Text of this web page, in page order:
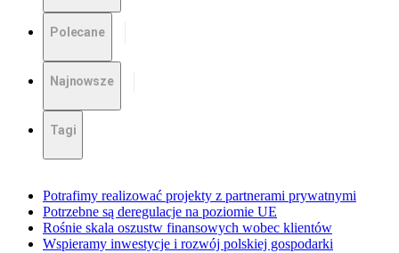
Polecane
Najnowsze
Tagi
Potrafimy realizować projekty z partnerami prywatnymi
Potrzebne są deregulacje na poziomie UE
Rośnie skala oszustw finansowych wobec klientów
Wspieramy inwestycje i rozwój polskiej gospodarki